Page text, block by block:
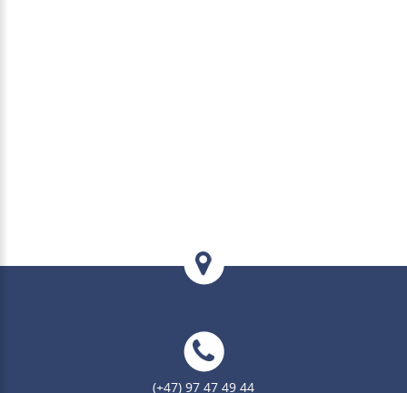
(+47) 97 47 49 44